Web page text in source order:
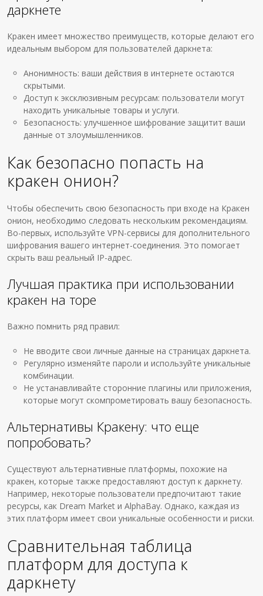
даркнете
Кракен имеет множество преимуществ, которые делают его
идеальным выбором для пользователей даркнета:
Анонимность: ваши действия в интернете остаются
скрытыми.
Доступ к эксклюзивным ресурсам: пользователи могут
находить уникальные товары и услуги.
Безопасность: улучшенное шифрование защитит ваши
данные от злоумышленников.
Как безопасно попасть на
кракен онион?
Чтобы обеспечить свою безопасность при входе на Кракен
онион, необходимо следовать нескольким рекомендациям.
Во-первых, используйте VPN-сервисы для дополнительного
шифрования вашего интернет-соединения. Это помогает
скрыть ваш реальный IP-адрес.
Лучшая практика при использовании
кракен на торе
Важно помнить ряд правил:
Не вводите свои личные данные на страницах даркнета.
Регулярно изменяйте пароли и используйте уникальные
комбинации.
Не устанавливайте сторонние плагины или приложения,
которые могут скомпрометировать вашу безопасность.
Альтернативы Кракену: что еще
попробовать?
Существуют альтернативные платформы, похожие на
кракен, которые также предоставляют доступ к даркнету.
Например, некоторые пользователи предпочитают такие
ресурсы, как Dream Market и AlphaBay. Однако, каждая из
этих платформ имеет свои уникальные особенности и риски.
Сравнительная таблица
платформ для доступа к
даркнету